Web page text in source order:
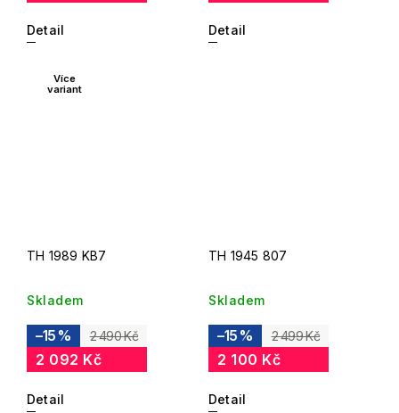
Detail Detail
Více
variant
TH 1989 KB7
Skladem
2 490 Kč
–15 %
2 092 Kč
Detail
TH 1945 807
Skladem
2 499 Kč
–15 %
2 100 Kč
Detail